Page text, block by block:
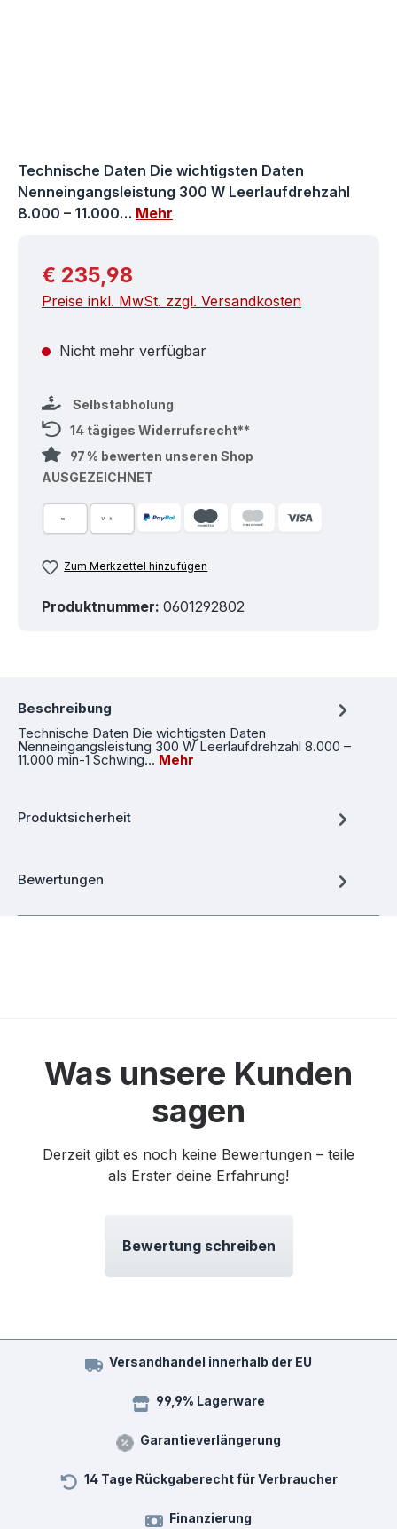
Technische Daten Die wichtigsten Daten
Nenneingangsleistung 300 W Leerlaufdrehzahl
8.000 – 11.000… Mehr
Regulärer Preis:
€ 235,98
Preise inkl. MwSt. zzgl. Versandkosten
Nicht mehr verfügbar
Selbstabholung
14 tägiges Widerrufsrecht**
97 % bewerten unseren Shop
AUSGEZEICHNET
Zum Merkzettel hinzufügen
Produktnummer: 0601292802
Beschreibung
Technische Daten Die wichtigsten Daten
Nenneingangsleistung 300 W Leerlaufdrehzahl 8.000 –
11.000 min-1 Schwing… Mehr
Produktsicherheit
Bewertungen
Was unsere Kunden
sagen
Derzeit gibt es noch keine Bewertungen – teile
als Erster deine Erfahrung!
Bewertung schreiben
Versandhandel innerhalb der EU
99,9% Lagerware
Garantieverlängerung
14 Tage Rückgaberecht für Verbraucher
Finanzierung